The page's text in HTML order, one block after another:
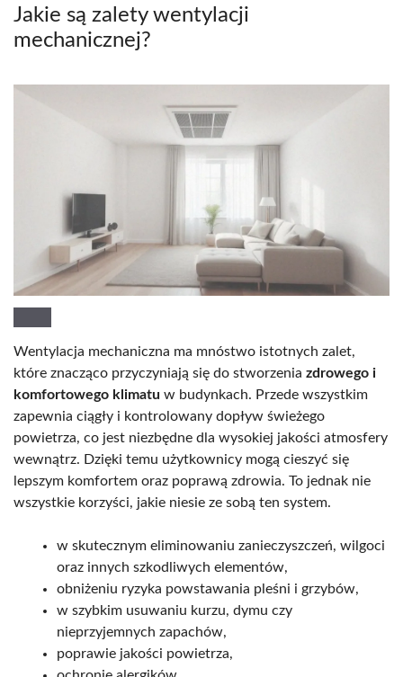
Jakie są zalety wentylacji
mechanicznej?
Wentylacja mechaniczna ma mnóstwo istotnych zalet,
które znacząco przyczyniają się do stworzenia zdrowego i
komfortowego klimatu w budynkach. Przede wszystkim
zapewnia ciągły i kontrolowany dopływ świeżego
powietrza, co jest niezbędne dla wysokiej jakości atmosfery
wewnątrz. Dzięki temu użytkownicy mogą cieszyć się
lepszym komfortem oraz poprawą zdrowia. To jednak nie
wszystkie korzyści, jakie niesie ze sobą ten system.
w skutecznym eliminowaniu zanieczyszczeń, wilgoci
oraz innych szkodliwych elementów,
obniżeniu ryzyka powstawania pleśni i grzybów,
w szybkim usuwaniu kurzu, dymu czy
nieprzyjemnych zapachów,
poprawie jakości powietrza,